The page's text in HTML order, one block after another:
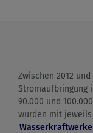
Zwischen 2012
Stromaufbringung
90.000 und
wurden mit jeweils
Wasserkraftwerke